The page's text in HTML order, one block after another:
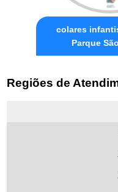
colares
Parque
Regiões de